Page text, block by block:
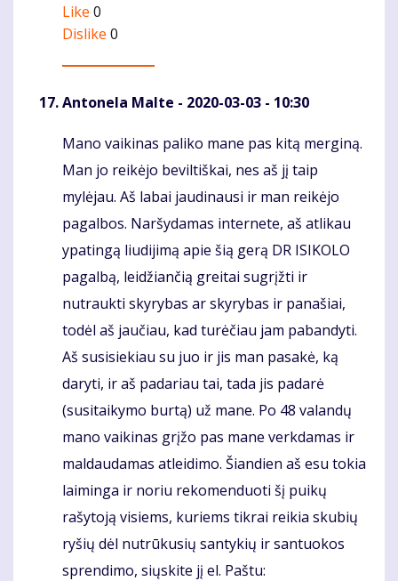
Like 0
Dislike 0
Antonela Malte - 2020-03-03 - 10:30
Komentaras
Mano vaikinas paliko mane pas kitą merginą.
Man jo reikėjo beviltiškai, nes aš jį taip
mylėjau. Aš labai jaudinausi ir man reikėjo
pagalbos. Naršydamas internete, aš atlikau
ypatingą liudijimą apie šią gerą DR ISIKOLO
pagalbą, leidžiančią greitai sugrįžti ir
nutraukti skyrybas ar skyrybas ir panašiai,
todėl aš jaučiau, kad turėčiau jam pabandyti.
Aš susisiekiau su juo ir jis man pasakė, ką
daryti, ir aš padariau tai, tada jis padarė
(susitaikymo burtą) už mane. Po 48 valandų
mano vaikinas grįžo pas mane verkdamas ir
maldaudamas atleidimo. Šiandien aš esu tokia
laiminga ir noriu rekomenduoti šį puikų
rašytoją visiems, kuriems tikrai reikia skubių
ryšių dėl nutrūkusių santykių ir santuokos
sprendimo, siųskite jį el. Paštu: